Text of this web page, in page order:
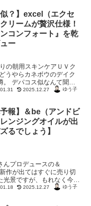
似？】excel（エクセ
リームが贅沢仕様！
ンコンフォート』を乾
ー
の朝用スキンケアＵＶク
うやらカネボウのデイク
デパコス似なんて聞い
2025.12.27 ゆう子
予報】＆be（アンドビ
ンジングオイルが出
るでしょう】
んプロデュースの＆
作が出てはすぐに売り切
景ですが、もれなく今回
です...2025.12.27 ゆう子